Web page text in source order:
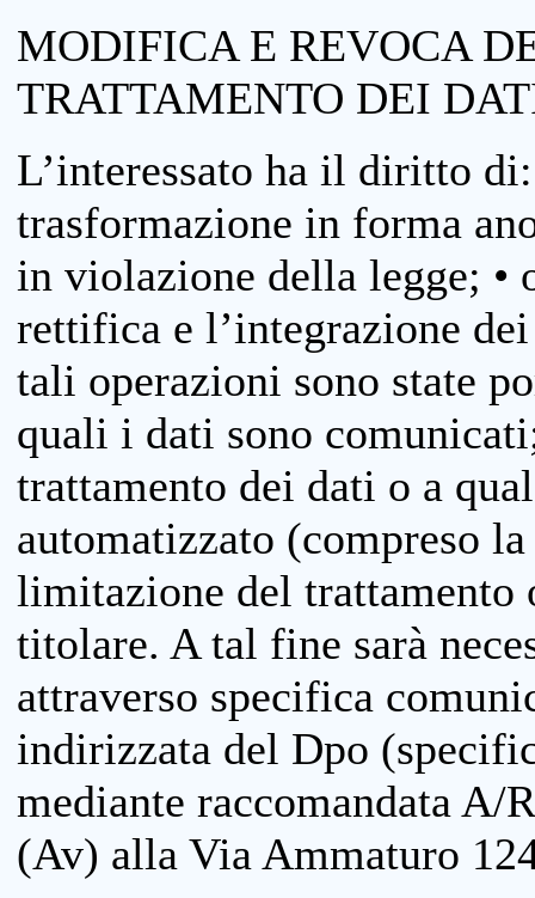
MODIFICA E REVOCA
TRATTAMENTO DEI
L’interessato ha il diritto
trasformazione in forma
in violazione della legge; •
rettifica e l’integrazione
tali operazioni sono state
quali i dati sono
trattamento dei dati o a
automatizzato (compreso
limitazione del trattamento
titolare. A tal fine sarà
attraverso specifica
indirizzata del Dpo
mediante raccomandata
(Av) alla Via Ammaturo